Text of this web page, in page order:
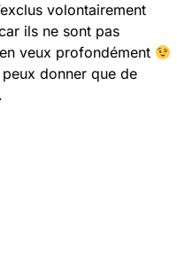
volontairement
ils ne sont pas
veux profondément
donner que de